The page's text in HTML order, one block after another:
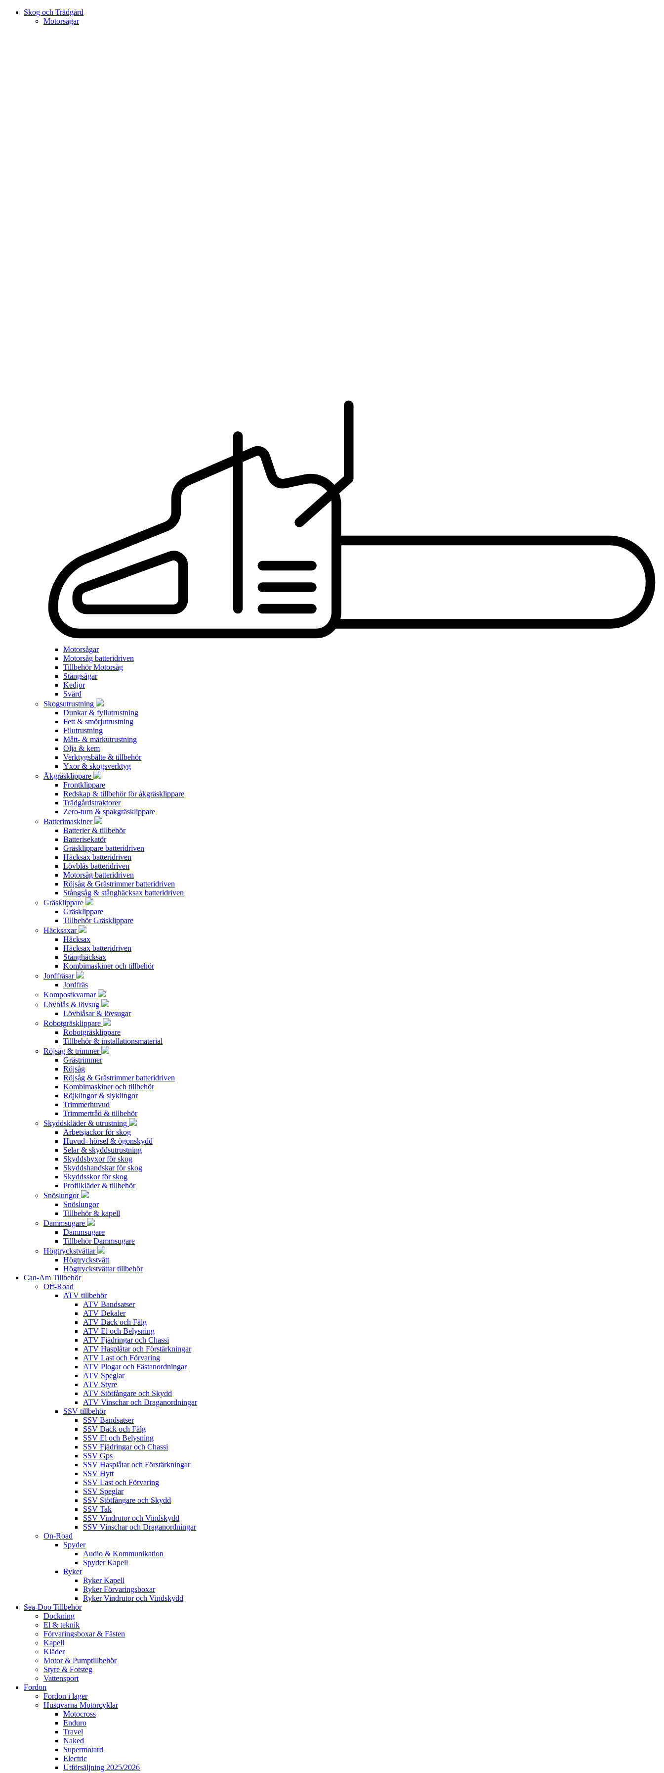
Skog och Trädgård
Motorsågar
Motorsågar
Motorsåg batteridriven
Tillbehör Motorsåg
Stångsågar
Kedjor
Svärd
Skogsutrustning
Dunkar & fyllutrustning
Fett & smörjutrustning
Filutrustning
Mått- & märkutrustning
Olja & kem
Verktygsbälte & tillbehör
Yxor & skogsverktyg
Åkgräsklippare
Frontklippare
Redskap & tillbehör för åkgräsklippare
Trädgårdstraktorer
Zero-turn & spakgräsklippare
Batterimaskiner
Batterier & tillbehör
Batterisekatör
Gräsklippare batteridriven
Häcksax batteridriven
Lövblås batteridriven
Motorsåg batteridriven
Röjsåg & Grästrimmer batteridriven
Stångsåg & stånghäcksax batteridriven
Gräsklippare
Gräsklippare
Tillbehör Gräsklippare
Häcksaxar
Häcksax
Häcksax batteridriven
Stånghäcksax
Kombimaskiner och tillbehör
Jordfräsar
Jordfräs
Kompostkvarnar
Lövblås & lövsug
Lövblåsar & lövsugar
Robotgräsklippare
Robotgräsklippare
Tillbehör & installationsmaterial
Röjsåg & trimmer
Grästrimmer
Röjsåg
Röjsåg & Grästrimmer batteridriven
Kombimaskiner och tillbehör
Röjklingor & slyklingor
Trimmerhuvud
Trimmertråd & tillbehör
Skyddskläder & utrustning
Arbetsjackor för skog
Huvud- hörsel & ögonskydd
Selar & skyddsutrustning
Skyddsbyxor för skog
Skyddshandskar för skog
Skyddsskor för skog
Profilkläder & tillbehör
Snöslungor
Snöslungor
Tillbehör & kapell
Dammsugare
Dammsugare
Tillbehör Dammsugare
Högtryckstvättar
Högtryckstvätt
Högtryckstvättar tillbehör
Can-Am Tillbehör
Off-Road
ATV tillbehör
ATV Bandsatser
ATV Dekaler
ATV Däck och Fälg
ATV El och Belysning
ATV Fjädringar och Chassi
ATV Hasplåtar och Förstärkningar
ATV Last och Förvaring
ATV Plogar och Fästanordningar
ATV Speglar
ATV Styre
ATV Stötfångare och Skydd
ATV Vinschar och Draganordningar
SSV tillbehör
SSV Bandsatser
SSV Däck och Fälg
SSV El och Belysning
SSV Fjädringar och Chassi
SSV Gps
SSV Hasplåtar och Förstärkningar
SSV Hytt
SSV Last och Förvaring
SSV Speglar
SSV Stötfångare och Skydd
SSV Tak
SSV Vindrutor och Vindskydd
SSV Vinschar och Draganordningar
On-Road
Spyder
Audio & Kommunikation
Spyder Kapell
Ryker
Ryker Kapell
Ryker Förvaringsboxar
Ryker Vindrutor och Vindskydd
Sea-Doo Tillbehör
Dockning
El & teknik
Förvaringsboxar & Fästen
Kapell
Kläder
Motor & Pumptillbehör
Styre & Fotsteg
Vattensport
Fordon
Fordon i lager
Husqvarna Motorcyklar
Motocross
Enduro
Travel
Naked
Supermotard
Electric
Utförsäljning 2025/2026